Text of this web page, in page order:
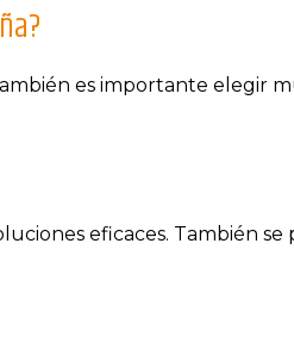
es importante elegir
eficaces. También se